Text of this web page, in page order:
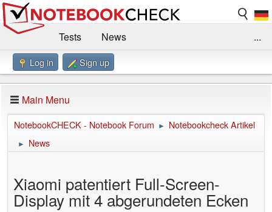
Tests
News
Benchmarks / Technik
Forum
Impressum
...
Log in Sign up
Main Menu
NotebookCHECK - Notebook Forum ► Notebookcheck Artikel
► News
Xiaomi patentiert Full-Screen-
Display mit 4 abgerundeten Ecken